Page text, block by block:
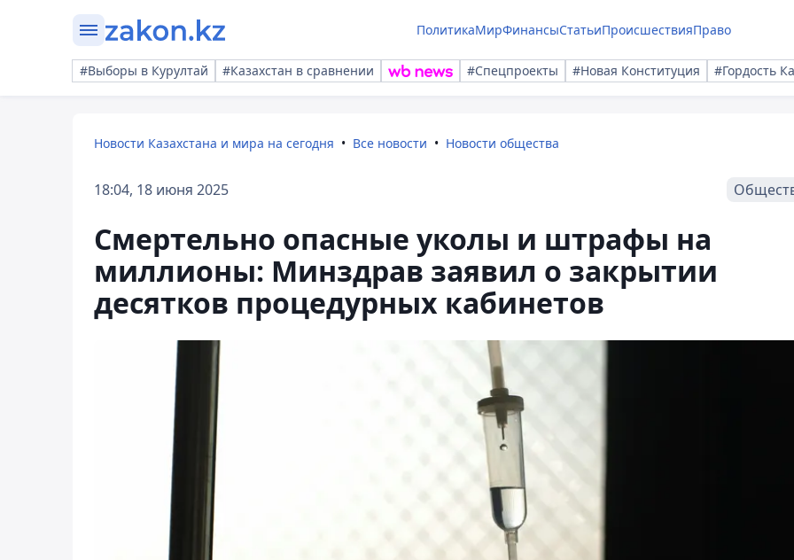
ПолитикаМирФинансыСтатьиПроисшествияПраво
#Выборы в Курултай #Казахстан в сравнении #Спецпроекты #Новая Конституция #Гордость
Новости Казахстана и мира на сегодня Все новости Новости общества
18:04, 18 июня 2025
Смертельно опасные уколы и штрафы на
миллионы: Минздрав заявил о закрытии
десятков процедурных кабинетов